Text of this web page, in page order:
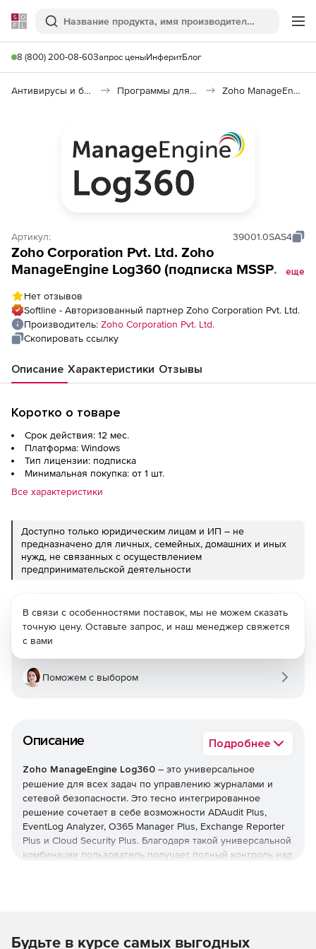
Softline
Поиск
8 (800) 200-08-60Запрос ценыИнферитБлог
Антивирусы и безопасность Программы для защиты информации Zoho ManageEngine Log360
Артикул: 39001.0SAS4
Zoho Corporation Pvt. Ltd. Zoho
ManageEngine Log360 (подписка MSSP
500 Application Sources
еще
Нет отзывов
Softline - Авторизованный партнер Zoho Corporation Pvt. Ltd.
Производитель: Zoho Corporation Pvt. Ltd.
Скопировать ссылку
Описание Характеристики Отзывы
Коротко о товаре
Срок действия: 12 мес.
Платформа: Windows
Тип лицензии: подписка
Минимальная покупка: от 1 шт.
Все характеристики
Доступно только юридическим лицам и ИП – не
предназначено для личных, семейных, домашних и иных
нужд, не связанных с осуществлением
предпринимательской деятельности
Описание Подробнее
Zoho ManageEngine Log360 – это универсальное
решение для всех задач по управлению журналами и
сетевой безопасности. Это тесно интегрированное
решение сочетает в себе возможности ADAudit Plus,
EventLog Analyzer, O365 Manager Plus, Exchange Reporter
Plus и Cloud Security Plus. Благодаря такой универсальной
комбинации пользователь получает полный контроль над
В связи с особенностями поставок, мы не можем сказать
точную цену. Оставьте запрос, и наш менеджер свяжется
с вами
Поможем с выбором
Будьте в курсе самых выгодных